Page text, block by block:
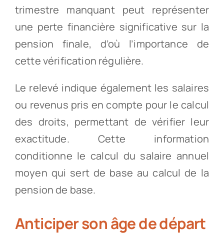
trimestre manquant peut représenter
une perte financière significative sur la
pension finale, d’où l’importance de
cette vérification régulière.
Le relevé indique également les salaires
ou revenus pris en compte pour le calcul
des droits, permettant de vérifier leur
exactitude. Cette information
conditionne le calcul du salaire annuel
moyen qui sert de base au calcul de la
pension de base.
Anticiper son âge de départ